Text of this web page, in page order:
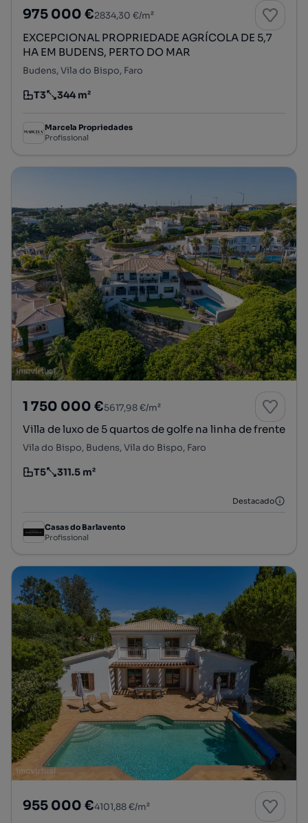
975 000 €2834,30 €/m²
EXCEPCIONAL PROPRIEDADE AGRÍCOLA DE 5,7
HA EM BUDENS, PERTO DO MAR
Budens, Vila do Bispo, Faro
Tipologia
T3
Preço por metro quadrado
344 m²
Marcela Propriedades
Profissional
1 750 000 €5617,98 €/m²
Villa de luxo de 5 quartos de golfe na linha de frente
Vila do Bispo, Budens, Vila do Bispo, Faro
Tipologia
T5
Preço por metro quadrado
311.5 m²
Destacado
Casas do Barlavento
Profissional
955 000 €4101,88 €/m²